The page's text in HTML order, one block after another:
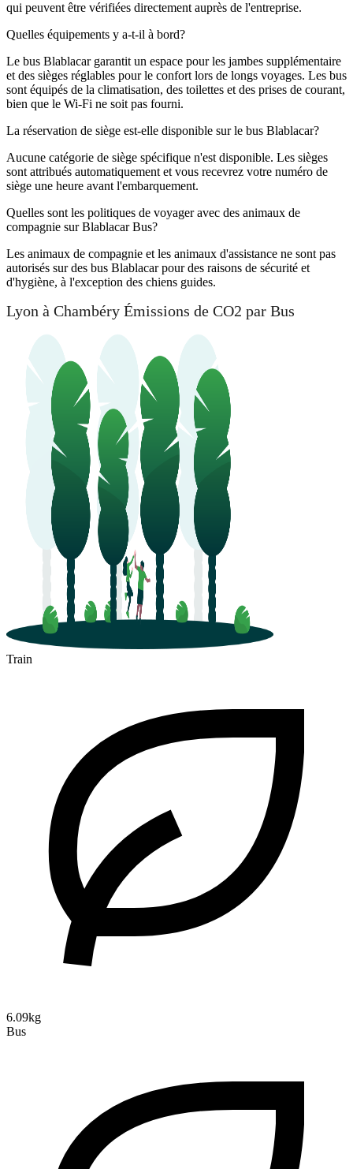
qui peuvent être vérifiées directement auprès de l'entreprise.
Quelles équipements y a-t-il à bord?
Le bus Blablacar garantit un espace pour les jambes supplémentaire
et des sièges réglables pour le confort lors de longs voyages. Les bus
sont équipés de la climatisation, des toilettes et des prises de courant,
bien que le Wi-Fi ne soit pas fourni.
La réservation de siège est-elle disponible sur le bus Blablacar?
Aucune catégorie de siège spécifique n'est disponible. Les sièges
sont attribués automatiquement et vous recevrez votre numéro de
siège une heure avant l'embarquement.
Quelles sont les politiques de voyager avec des animaux de
compagnie sur Blablacar Bus?
Les animaux de compagnie et les animaux d'assistance ne sont pas
autorisés sur des bus Blablacar pour des raisons de sécurité et
d'hygiène, à l'exception des chiens guides.
Lyon à Chambéry Émissions de CO2 par Bus
Train
6.09kg
Bus